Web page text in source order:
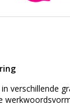
verschillende